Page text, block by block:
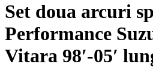
Set doua arcuri
Performance
Vitara 98′-05′